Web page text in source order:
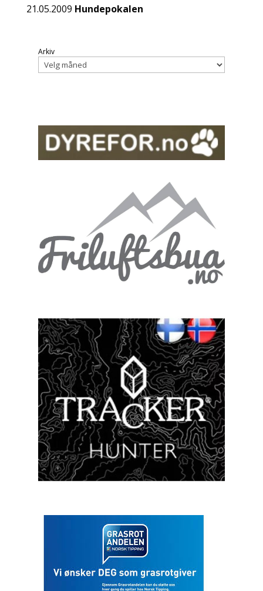
21.05.2009 Hundepokalen
Arkiv